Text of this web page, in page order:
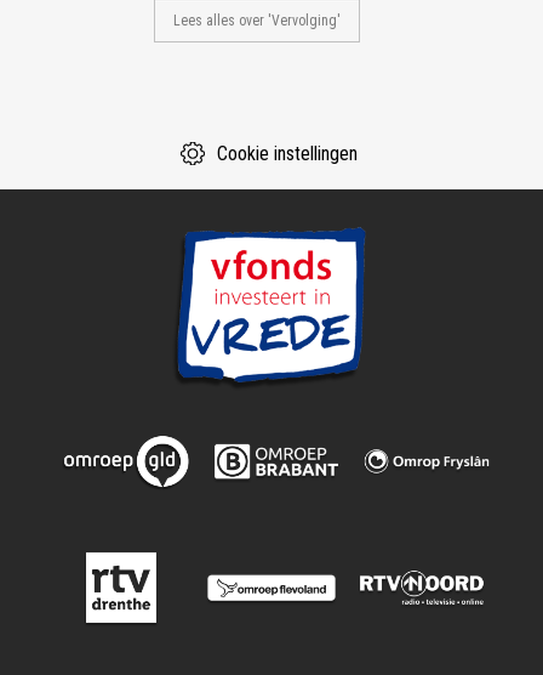
Lees alles over 'Vervolging'
Cookie instellingen